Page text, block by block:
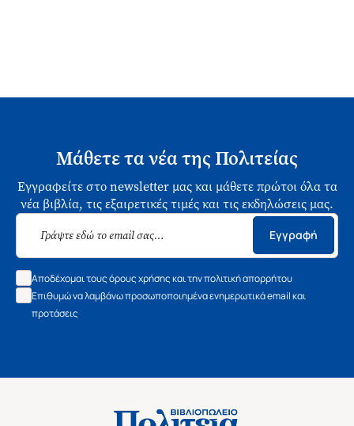
Μάθετε τα νέα της Πολιτείας
Εγγραφείτε στο newsletter μας και μάθετε πρώτοι όλα τα
νέα βιβλία, τις εξαιρετικές τιμές και τις εκδηλώσεις μας.
Εγγραφή
Αποδέχομαι τους όρους χρήσης και την πολιτική απορρήτου
Επιθυμώ να λαμβάνω προσωποποιημένα ενημερωτικά email και
προτάσεις